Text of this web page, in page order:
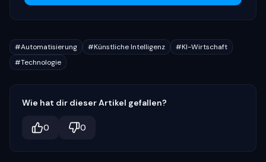
#Automatisierung #Künstliche Intelligenz #KI-Wirtschaft
#Technologie
Wie hat dir dieser Artikel gefallen?
0 0